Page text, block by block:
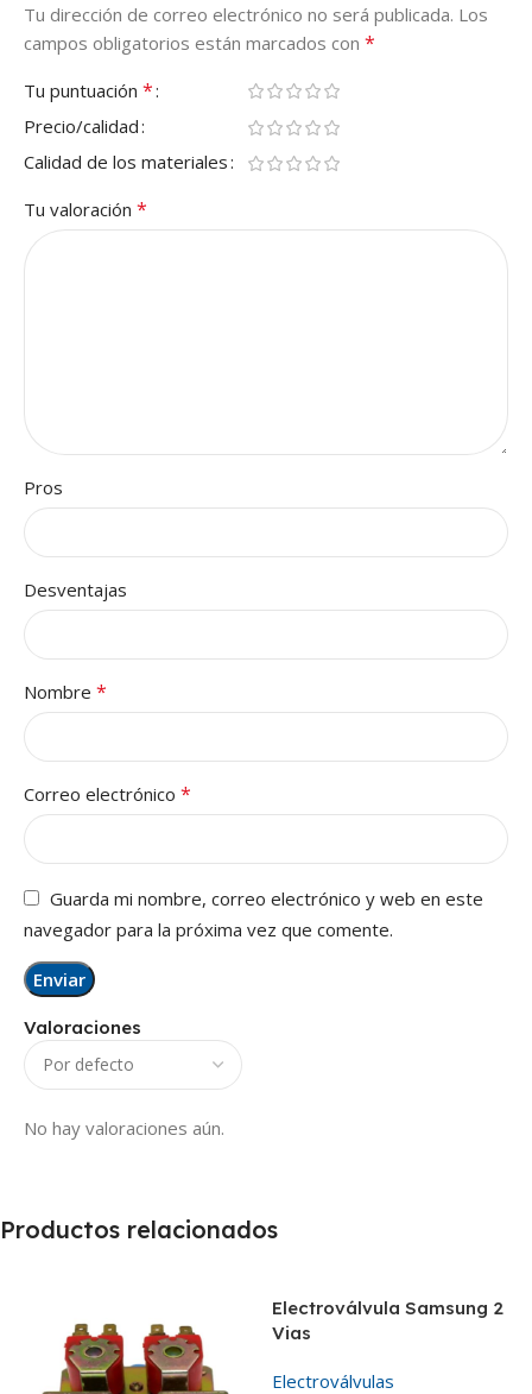
Valoraciones
No hay valoraciones aún.
Tu dirección de correo electrónico no será publicada. Los
campos obligatorios están marcados con *
Tu puntuación *
Precio/calidad
Calidad de los materiales
Tu valoración *
Pros
Desventajas
Nombre *
Correo electrónico *
Guarda mi nombre, correo electrónico y web en este
navegador para la próxima vez que comente.
Productos relacionados
Electroválvula Samsung 2
Vias
Electroválvulas